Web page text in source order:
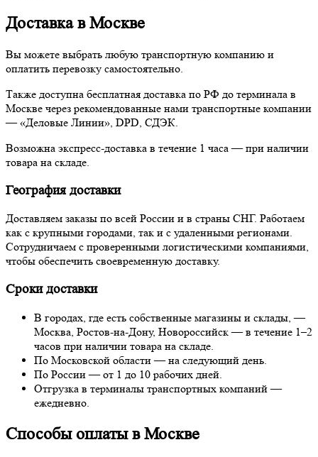
Доставка в Москве
Вы можете выбрать любую транспортную компанию и
оплатить перевозку самостоятельно.
Также доступна бесплатная доставка по РФ до терминала в
Москве через рекомендованные нами транспортные компании
— «Деловые Линии», DPD, СДЭК.
Возможна экспресс-доставка в течение 1 часа — при наличии
товара на складе.
География доставки
Доставляем заказы по всей России и в страны СНГ. Работаем
как с крупными городами, так и с удаленными регионами.
Сотрудничаем с проверенными логистическими компаниями,
чтобы обеспечить своевременную доставку.
Сроки доставки
В городах, где есть собственные магазины и склады, —
Москва, Ростов-на-Дону, Новороссийск — в течение 1–2
часов при наличии товара на складе.
По Московской области — на следующий день.
По России — от 1 до 10 рабочих дней.
Отгрузка в терминалы транспортных компаний —
ежедневно.
Способы оплаты в Москве